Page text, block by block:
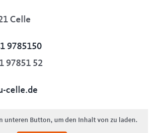
Celle
9785150
97851 52
celle.de
unteren Button, um den Inhalt von zu laden.